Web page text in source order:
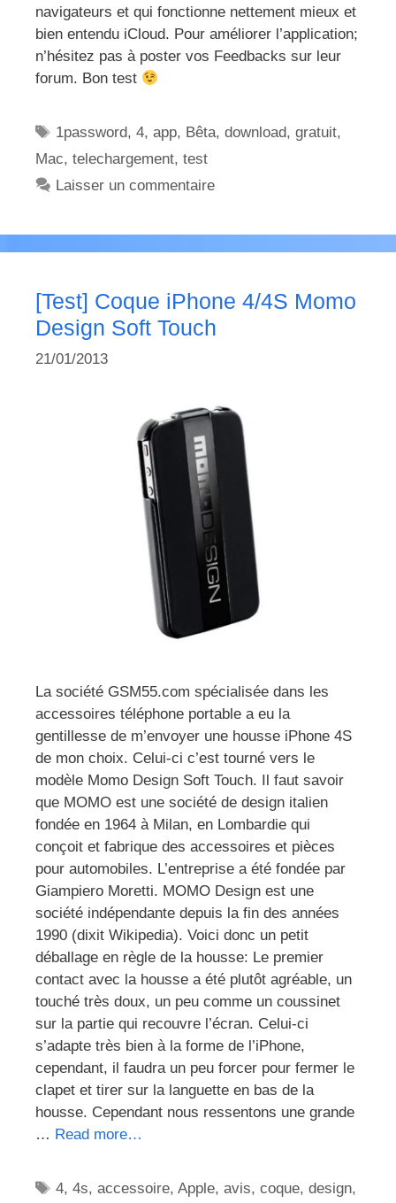
navigateurs et qui fonctionne nettement mieux et
bien entendu iCloud. Pour améliorer l’application;
n’hésitez pas à poster vos Feedbacks sur leur
forum. Bon test
Étiquettes
1password,4,app, Bêta,download,gratuit,
Mac, telechargement, test
Laisser un commentaire
[Test] Coque iPhone 4/4S Momo
Design Soft Touch
21/01/2013
La société GSM55.com spécialisée dans les
accessoires téléphone portable a eu la
gentillesse de m’envoyer une housse iPhone 4S
de mon choix. Celui-ci c’est tourné vers le
modèle Momo Design Soft Touch. Il faut savoir
que MOMO est une société de design italien
fondée en 1964 à Milan, en Lombardie qui
conçoit et fabrique des accessoires et pièces
pour automobiles. L’entreprise a été fondée par
Giampiero Moretti. MOMO Design est une
société indépendante depuis la fin des années
1990 (dixit Wikipedia). Voici donc un petit
déballage en règle de la housse: Le premier
contact avec la housse a été plutôt agréable, un
touché très doux, un peu comme un coussinet
sur la partie qui recouvre l’écran. Celui-ci
s’adapte très bien à la forme de l’iPhone,
cependant, il faudra un peu forcer pour fermer le
clapet et tirer sur la languette en bas de la
housse. Cependant nous ressentons une grande
… Read more…
Étiquettes
4,4s,accessoire,Apple,avis,coque,design,